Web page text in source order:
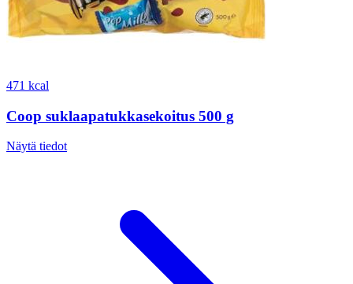
471 kcal
Coop suklaapatukkasekoitus 500 g
Näytä tiedot